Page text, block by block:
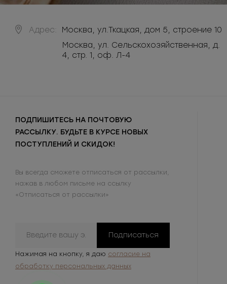
Адрес: Москва, ул.Ткацкая, дом 5, строение 10
Москва, ул. Сельскохозяйственная, д.
4, стр. 1, оф. Л-4
ПОДПИШИТЕСЬ НА ПОЧТОВУЮ
РАССЫЛКУ. БУДЬТЕ В КУРСЕ НОВЫХ
ПОСТУПЛЕНИЙ И СКИДОК!
Вы всегда сможете отписаться от рассылки,
нажав в любом письме на ссылку
«Отписаться от рассылки»
Подписаться
Нажимая на кнопку, я даю согласие на
обработку персональных данных